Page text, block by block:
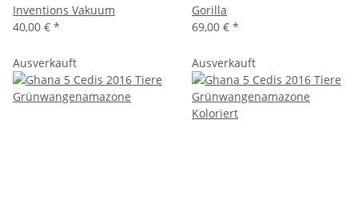
Inventions Vakuum
40,00 € *
Gorilla
69,00 € *
Ausverkauft Ausverkauft